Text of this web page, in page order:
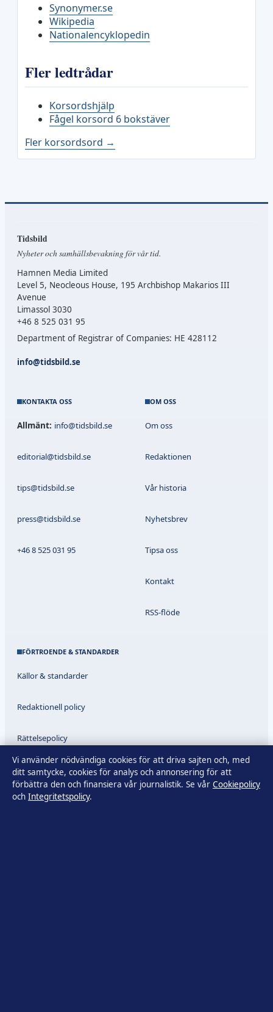
Synonymer.se
Wikipedia
Nationalencyklopedin
Fler ledtrådar
Korsordshjälp
Fågel korsord 6 bokstäver
Fler korsordsord →
Tidsbild
Nyheter och samhällsbevakning för vår tid.
Hamnen Media Limited
Level 5, Neocleous House, 195 Archbishop Makarios III
Avenue
Limassol 3030
+46 8 525 031 95
Department of Registrar of Companies: HE 428112
info@tidsbild.se
KONTAKTA OSS
Allmänt: info@tidsbild.se
editorial@tidsbild.se
tips@tidsbild.se
press@tidsbild.se
+46 8 525 031 95
OM OSS
Om oss
Redaktionen
Vår historia
Nyhetsbrev
Tipsa oss
Kontakt
RSS-flöde
FÖRTROENDE & STANDARDER
Källor & standarder
Redaktionell policy
Rättelsepolicy
Faktagranskningspolicy
Ägande & finansiering
Vi använder nödvändiga cookies för att driva sajten och, med
ditt samtycke, cookies för analys och annonsering för att
förbättra den och finansiera vår journalistik. Se vår Cookiepolicy
och Integritetspolicy.